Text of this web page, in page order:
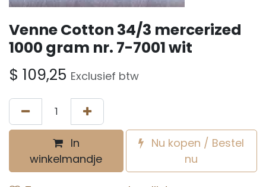
Venne Cotton 34/3 mercerized
1000 gram nr. 7-7001 wit
$ 109,25 Exclusief btw
In
winkelmandje
Nu kopen / Bestel
nu